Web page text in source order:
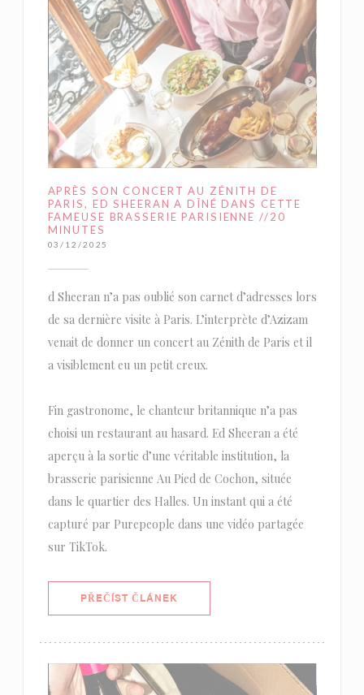
APRÈS SON CONCERT AU ZÉNITH DE
PARIS, ED SHEERAN A DÎNÉ DANS CETTE
FAMEUSE BRASSERIE PARISIENNE //20
MINUTES
03/12/2025
d Sheeran n’a pas oublié son carnet d’adresses lors
de sa dernière visite à Paris. L’interprète d’Azizam
venait de donner un concert au Zénith de Paris et il
a visiblement eu un petit creux.
Fin gastronome, le chanteur britannique n’a pas
choisi un restaurant au hasard. Ed Sheeran a été
aperçu à la sortie d’une véritable institution, la
brasserie parisienne Au Pied de Cochon, située
dans le quartier des Halles. Un instant qui a été
capturé par Purepeople dans une vidéo partagée
sur TikTok.
PŘEČÍST ČLÁNEK